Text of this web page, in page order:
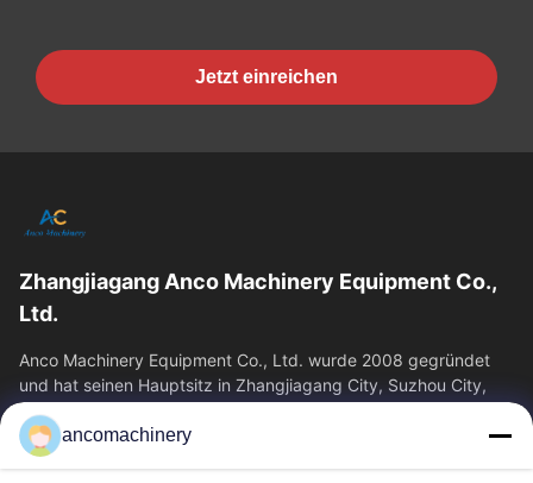
Jetzt einreichen
Zhangjiagang Anco Machinery Equipment Co.,
Ltd.
Anco Machinery Equipment Co., Ltd. wurde 2008 gegründet
und hat seinen Hauptsitz in Zhangjiagang City, Suzhou City,
Provinz Jiangsu. Es ist ein...
Schnelllinks
ancomachinery